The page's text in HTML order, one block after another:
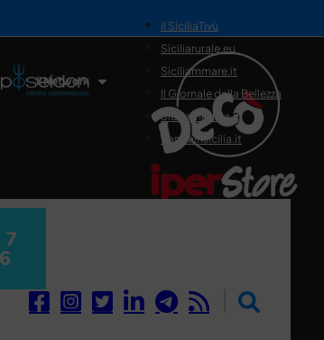
Il Network
il SiciliaTivù
Siciliarurale.eu
Siciliammare.it
Il Giornale della Bellezza
Siciliamedica.it
Sanitainsicilia.it